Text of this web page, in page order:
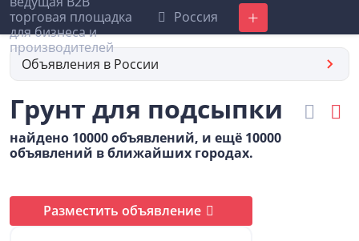
Россия Добавить
Объявления в России
Грунт для подсыпки
найдено 10000 объявлений, и ещё 10000
объявлений в ближайших городах.
Разместить объявление